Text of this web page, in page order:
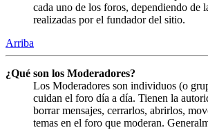
cada uno de los foros, dependiendo de
realizadas por el fundador del sitio.
Arriba
¿Qué son los Moderadores?
Los Moderadores son individuos (o
cuidan el foro día a día. Tienen la
borrar mensajes, cerrarlos, abrirlos,
temas en el foro que moderan.